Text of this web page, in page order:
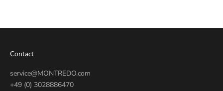
Contact
service@MONTREDO.com
+49 (0) 3028886470